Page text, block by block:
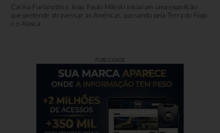
Carina Furlanetto e João Paulo Mileski iniciaram uma expedição
que pretende atravessar as Américas, passando pela Terra do Fogo
e o Alasca.
PUBLICIDADE